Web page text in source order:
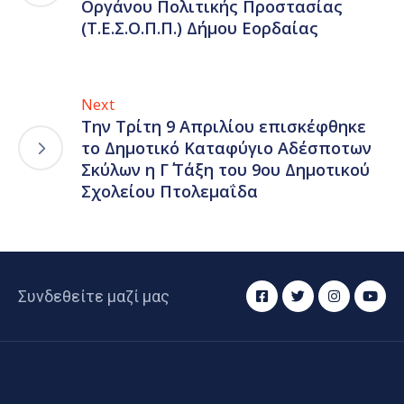
Οργάνου Πολιτικής Προστασίας
(Τ.Ε.Σ.Ο.Π.Π.) Δήμου Εορδαίας
Next
Την Τρίτη 9 Απριλίου επισκέφθηκε
το Δημοτικό Καταφύγιο Αδέσποτων
Σκύλων η Γ΄ Τάξη του 9ου Δημοτικού
Σχολείου Πτολεμαΐδα
Συνδεθείτε μαζί μας